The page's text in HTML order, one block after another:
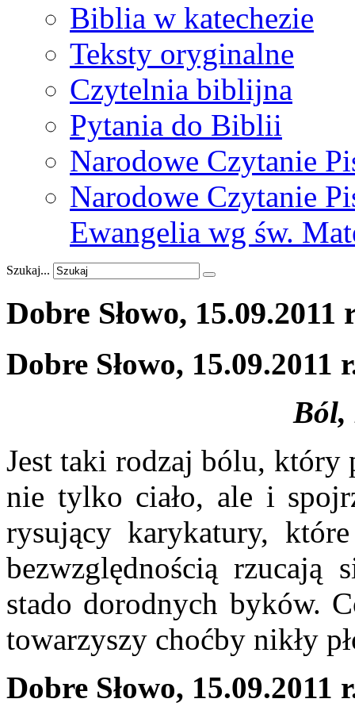
Biblia w katechezie
Teksty oryginalne
Czytelnia biblijna
Pytania do Biblii
Narodowe Czytanie
Narodowe Czytanie
Ewangelia wg św.
Szukaj...
Dobre Słowo, 15.09.2011
Dobre Słowo, 15.09.2011
Ból,
Jest taki rodzaj bólu,
nie tylko ciało, ale i
rysujący karykatury,
bezwzględnością
stado dorodnych byków.
towarzyszy choćby nikły
Dobre Słowo, 15.09.2011